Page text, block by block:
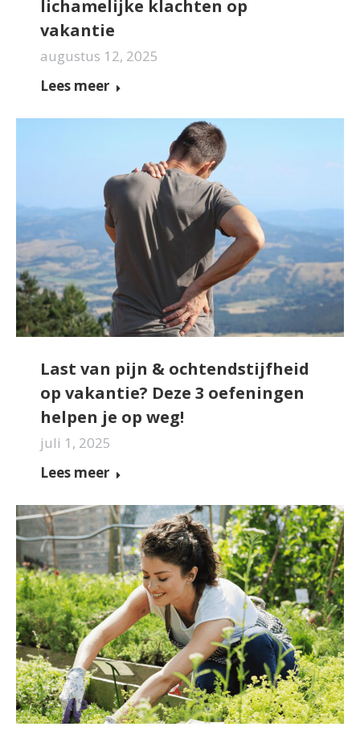
lichamelijke klachten op
vakantie
augustus 12, 2025
Lees meer
Last van pijn & ochtendstijfheid
op vakantie? Deze 3 oefeningen
helpen je op weg!
juli 1, 2025
Lees meer